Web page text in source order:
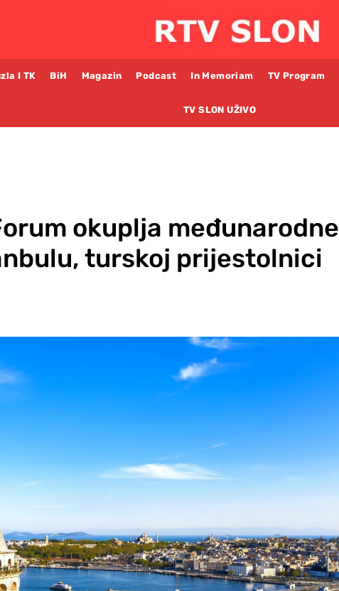
I TK BiH Magazin Podcast In Memoriam TV Program
TV SLON UŽIVO
okuplja međunarodne
turskoj prijestolnici